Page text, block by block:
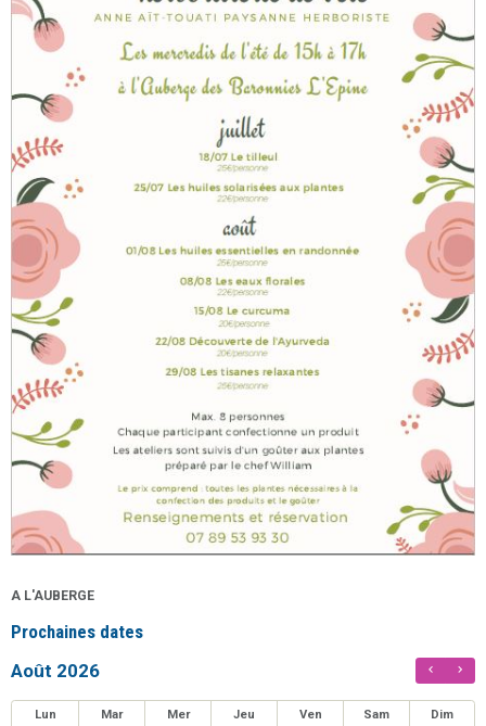
A L'AUBERGE
Prochaines dates
Août 2026
Lun Mar Mer Jeu Ven Sam
Dim